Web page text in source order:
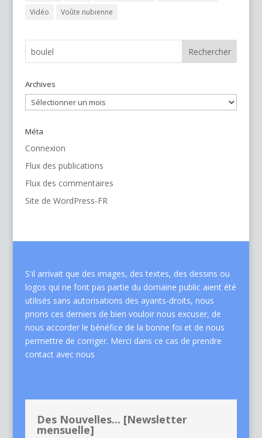
Vidéo
Voûte nubienne
Archives
Archives
Méta
Connexion
Flux des publications
Flux des commentaires
Site de WordPress-FR
S'il arrivait que des images, des textes, des dessins ou
logos qui ne font pas partie du domaine public aient été
utilisés sans autorisations des ayants-droits, nous
prions ces derniers de bien vouloir nous excuser, de
nous accorder le bénéfice de la bonne foi et de nous
permettre de corriger. Merci dans ce cas de prendre
contact avec nous
Des Nouvelles... [Newsletter
mensuelle]